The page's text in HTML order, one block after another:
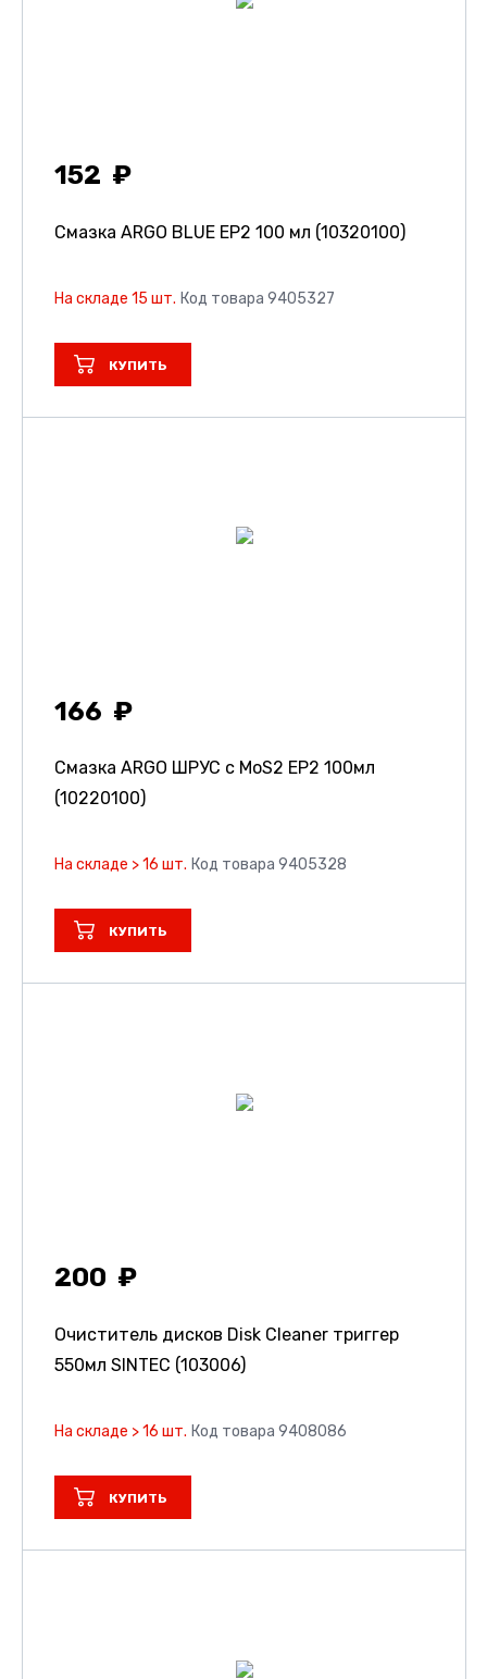
152
Смазка ARGO BLUE EP2 100 мл (10320100)
На складе 15 шт. Код товара 9405327
КУПИТЬ
166
Смазка ARGO ШРУС с MoS2 EP2 100мл
(10220100)
На складе > 16 шт. Код товара 9405328
КУПИТЬ
200
Очиститель дисков Disk Cleaner триггер
550мл SINTEC (103006)
На складе > 16 шт. Код товара 9408086
КУПИТЬ